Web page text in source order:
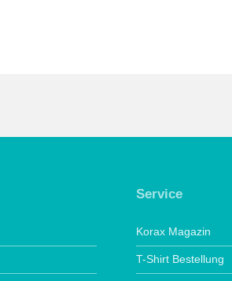
Service
Korax Magazin
T-Shirt Bestellung